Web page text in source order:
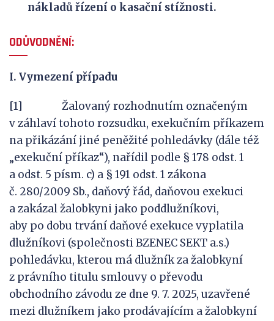
nákladů řízení o kasační stížnosti.
ODŮVODNĚNÍ:
I. Vymezení případu
[1] Žalovaný rozhodnutím označeným
v záhlaví tohoto rozsudku, exekučním příkazem
na přikázání jiné peněžité pohledávky (dále též
„exekuční příkaz“), nařídil podle § 178 odst. 1
a odst. 5 písm. c) a § 191 odst. 1 zákona
č. 280/2009 Sb., daňový řád, daňovou exekuci
a zakázal žalobkyni jako poddlužníkovi,
aby po dobu trvání daňové exekuce vyplatila
dlužníkovi (společnosti BZENEC SEKT a.s.)
pohledávku, kterou má dlužník za žalobkyní
z právního titulu smlouvy o převodu
obchodního závodu ze dne 9. 7. 2025, uzavřené
mezi dlužníkem jako prodávajícím a žalobkyní